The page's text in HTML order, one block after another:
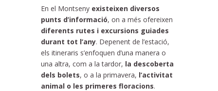
En el Montseny existeixen diversos
punts d’informació, on a més ofereixen
diferents rutes i excursions guiades
durant tot l’any. Depenent de l’estació,
els itineraris s’enfoquen d’una manera o
una altra, com a la tardor, la descoberta
dels bolets, o a la primavera, l’activitat
animal o les primeres floracions.